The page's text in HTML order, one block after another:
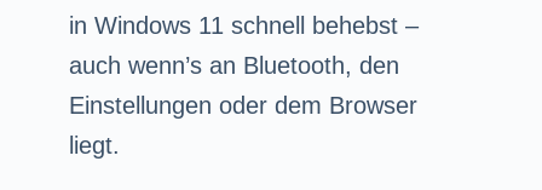
in Windows 11 schnell behebst –
auch wenn’s an Bluetooth, den
Einstellungen oder dem Browser
liegt.